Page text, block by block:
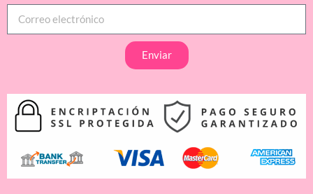
Enviar